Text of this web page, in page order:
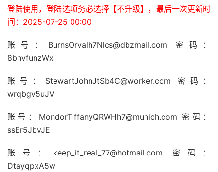
登陆使用，登陆选项务必选择【不升级】，最后一次更新时
间：2025-07-25 00:00
账号：BurnsOrvalh7Nlcs@dbzmail.com 密码：
8bnvfunzWx
账号：StewartJohnJtSb4C@worker.com 密码：
wrqbgv5uJV
账号：MondorTiffanyQRWHh7@munich.com 密码：
ssEr5JbvJE
账号：keep_it_real_77@hotmail.com 密码：
DtayqpxA5w